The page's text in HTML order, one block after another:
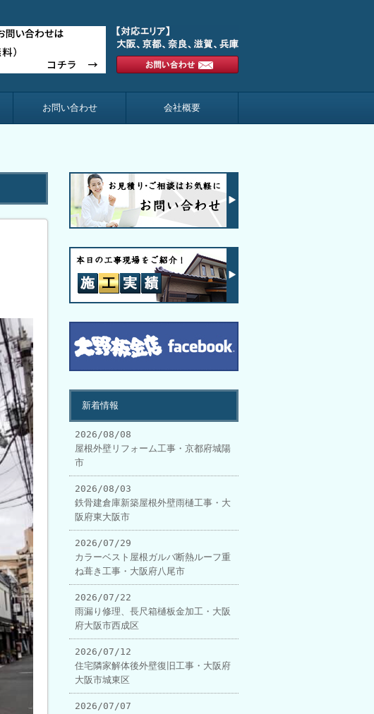
お問い合わせ 会社概要
新着情報
2026/08/08
屋根外壁リフォーム工事・京都府城陽
市
2026/08/03
鉄骨建倉庫新築屋根外壁雨樋工事・大
阪府東大阪市
2026/07/29
カラーベスト屋根ガルバ断熱ルーフ重
ね葺き工事・大阪府八尾市
2026/07/22
雨漏り修理、長尺箱樋板金加工・大阪
府大阪市西成区
2026/07/12
住宅隣家解体後外壁復旧工事・大阪府
大阪市城東区
2026/07/07